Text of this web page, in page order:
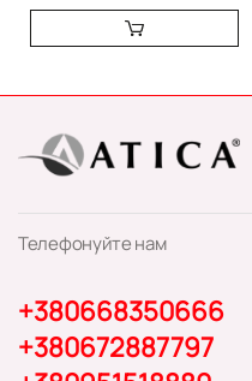
Телефонуйте нам
+380668350666
+380672887797